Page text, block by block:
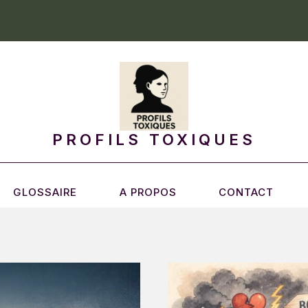
PROFILS TOXIQUES
GLOSSAIRE A PROPOS CONTACT